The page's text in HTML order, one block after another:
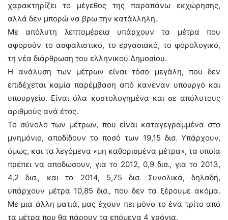
χαρακτηρίζει το μέγεθος της παραπάνω εκχώρησης,
αλλά δεν μπορώ να βρω την κατάλληλη.
Με απόλυτη λεπτομέρεια υπάρχουν τα μέτρα που
αφορούν το ασφαλιστικό, το εργασιακό, το φορολογικό,
τη νέα διάρθρωση του ελληνικού Δημοσίου.
Η ανάλυση των μέτρων είναι τόσο μεγάλη, που δεν
επιδέχεται καμία παρέμβαση από κανέναν υπουργό και
υπουργείο. Είναι όλα κοστολογημένα και σε απόλυτους
αριθμούς ανά έτος.
Το σύνολο των μέτρων, που είναι καταγεγραμμένα στο
μνημόνιο, αποδίδουν το ποσό των 19,15 δισ. Υπάρχουν,
όμως, και τα λεγόμενα «μη καθορισμένα μέτρα», τα οποία
πρέπει να αποδώσουν, για το 2012, 0,9 δισ., για το 2013,
4,2 δισ., και το 2014, 5,75 δισ. Συνολικά, δηλαδή,
υπάρχουν μέτρα 10,85 δισ., που δεν τα ξέρουμε ακόμα.
Με μια άλλη ματιά, μας έχουν πει μόνο το ένα τρίτο από
τα μέτρα που θα πάρουν τα επόμενα 4 χρόνια.